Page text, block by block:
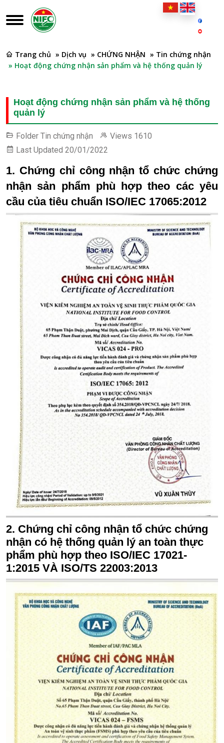
Trang chủ » Dịch vụ » CHỨNG NHẬN » Tin chứng nhận
» Hoạt động chứng nhận sản phẩm và hệ thống quản lý
Hoạt động chứng nhận sản phẩm và hệ thống
quản lý
Folder Tin chứng nhận Views 1610
Last Updated 20/01/2022
1. Chứng chỉ công nhận tổ chức chứng
nhận sản phẩm phù hợp theo các yêu
cầu của tiêu chuẩn ISO/IEC 17065:2012
2. Chứng chỉ công nhận tổ chức chứng
nhận có hệ thống quản lý an toàn thực
phẩm phù hợp theo ISO/IEC 17021-
1:2015 VÀ ISO/TS 22003:2013